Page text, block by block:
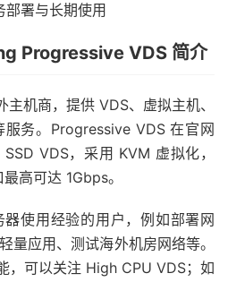
部署与长期使用
Progressive VDS 简介
机商，提供 VDS、虚拟主机、
务。Progressive VDS 在官网
VDS，采用 KVM 虚拟化，
高可达 1Gbps。
使用经验的用户，例如部署网
量应用、测试海外机房网络等。
，可以关注 High CPU VDS；如